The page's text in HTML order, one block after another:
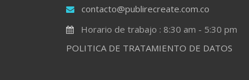
contacto@publirecreate.com.co
Horario de trabajo : 8:30 am - 5:30 pm
POLITICA DE TRATAMIENTO DE DATOS